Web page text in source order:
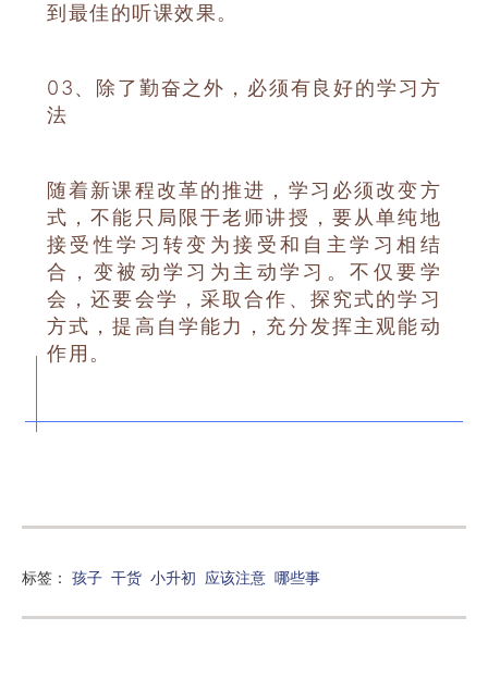
到最佳的听课效果。
03、 除了勤奋之外，必须有良好的学习方
法
随着新课程改革的推进，学习必须改变方
式，不能只局限于老师讲授，要从单纯地
接受性学习转变为接受和自主学习相结
合，变被动学习为主动学习。不仅要学
会，还要会学，采取合作、探究式的学习
方式，提高自学能力，充分发挥主观能动
作用。
标签： 孩子 干货 小升初 应该注意 哪些事